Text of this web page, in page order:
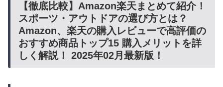
【徹底比較】Amazon楽天まとめて紹介！
スポーツ・アウトドアの選び方とは？
Amazon、楽天の購入レビューで高評価の
おすすめ商品トップ15 購入メリットを詳
しく解説！ 2025年02月最新版！